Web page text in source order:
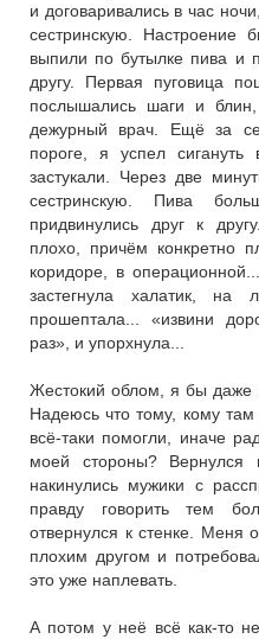
и договаривались в час
сестринскую. Настроение
выпили по бутылке пива и
другу. Первая пуговица
послышались шаги и
дежурный врач. Ещё за
пороге, я успел
застукали. Через две
сестринскую. Пива
придвинулись друг к
плохо, причём конкретно
коридоре, в
застегнула халатик, на
прошептала... «извини
раз», и упорхнула...
Жестокий облом, я бы даже
Надеюсь что тому, кому там
всё-таки помогли, иначе
моей стороны?
накинулись мужики с
правду говорить тем
отвернулся к стенке. Меня
плохим другом и
это уже наплевать.
А потом у неё всё как-то